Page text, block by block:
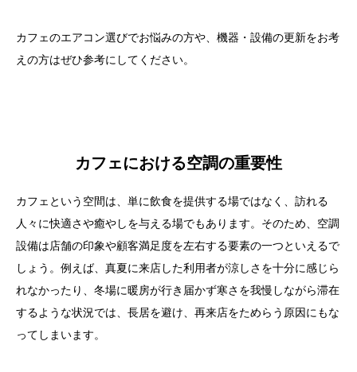
カフェのエアコン選びでお悩みの方や、機器・設備の更新をお考
えの方はぜひ参考にしてください。
カフェにおける空調の重要性
カフェという空間は、単に飲食を提供する場ではなく、訪れる
人々に快適さや癒やしを与える場でもあります。そのため、空調
設備は店舗の印象や顧客満足度を左右する要素の一つといえるで
しょう。例えば、真夏に来店した利用者が涼しさを十分に感じら
れなかったり、冬場に暖房が行き届かず寒さを我慢しながら滞在
するような状況では、長居を避け、再来店をためらう原因にもな
ってしまいます。